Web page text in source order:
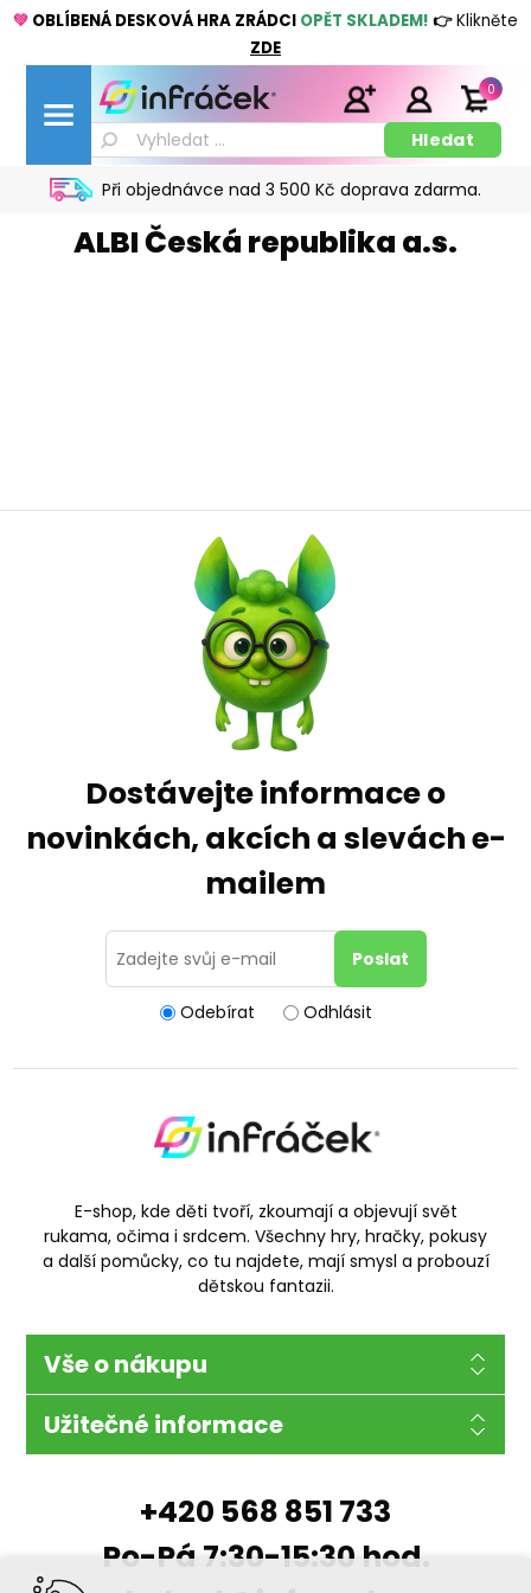
💚 OBLÍBENÁ DESKOVÁ HRA ZRÁDCI OPĚT SKLADEM! 👉Klikněte
ZDE
Při objednávce nad 3 500 Kč doprava zdarma.
0
ALBI Česká republika a.s.
Dostávejte informace o
novinkách, akcích a slevách e-
mailem
Odebírat Odhlásit
E-shop, kde děti tvoří, zkoumají a objevují svět
rukama, očima i srdcem. Všechny hry, hračky, pokusy
a další pomůcky, co tu najdete, mají smysl a probouzí
dětskou fantazii.
Vše o nákupu
Užitečné informace
+420 568 851 733
Po-Pá 7:30-15:30 hod.